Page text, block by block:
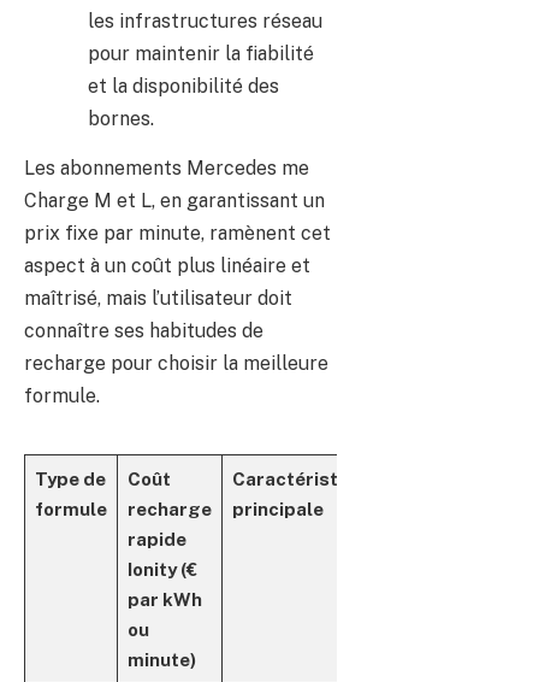
les infrastructures réseau
pour maintenir la fiabilité
et la disponibilité des
bornes.
Les abonnements Mercedes me
Charge M et L, en garantissant un
prix fixe par minute, ramènent cet
aspect à un coût plus linéaire et
maîtrisé, mais l’utilisateur doit
connaître ses habitudes de
recharge pour choisir la meilleure
formule.
Type de
formule
Coût
recharge
rapide
Ionity (€
par kWh
ou
minute)
Caractéristique
principale